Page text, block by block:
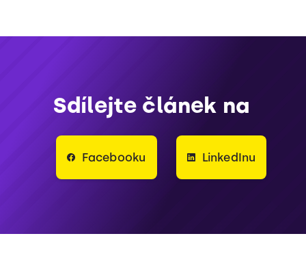
Sdílejte článek na
Facebooku LinkedInu